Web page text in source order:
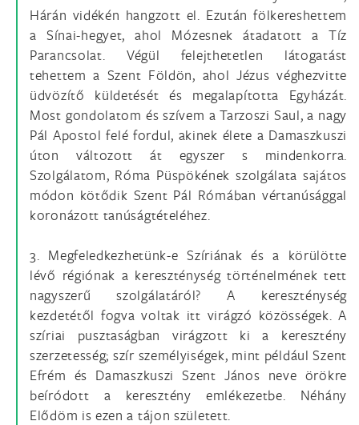
Hárán vidékén hangzott el. Ezután fölkereshettem
a Sínai-hegyet, ahol Mózesnek átadatott a Tíz
Parancsolat. Végül felejthetetlen látogatást
tehettem a Szent Földön, ahol Jézus véghezvitte
üdvözítő küldetését és megalapította Egyházát.
Most gondolatom és szívem a Tarzoszi Saul, a nagy
Pál Apostol felé fordul, akinek élete a Damaszkuszi
úton változott át egyszer s mindenkorra.
Szolgálatom, Róma Püspökének szolgálata sajátos
módon kötődik Szent Pál Rómában vértanúsággal
koronázott tanúságtételéhez.
3. Megfeledkezhetünk-e Szíriának és a körülötte
lévő régiónak a kereszténység történelmének tett
nagyszerű szolgálatáról? A kereszténység
kezdetétől fogva voltak itt virágzó közösségek. A
szíriai pusztaságban virágzott ki a keresztény
szerzetesség; szír személyiségek, mint például Szent
Efrém és Damaszkuszi Szent János neve örökre
beíródott a keresztény emlékezetbe. Néhány
Elődöm is ezen a tájon született.